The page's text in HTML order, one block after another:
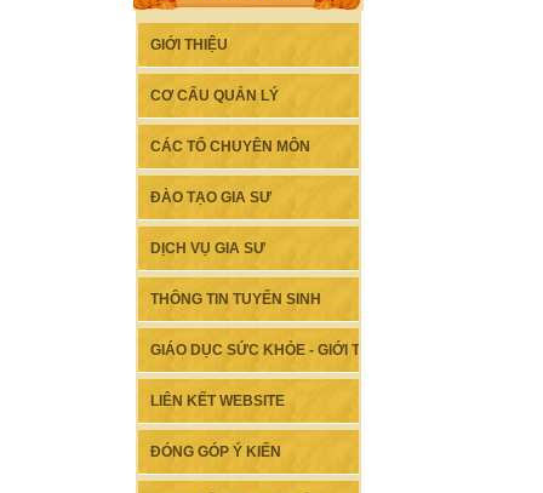
GIỚI THIỆU
CƠ CẤU QUẢN LÝ
CÁC TỔ CHUYÊN MÔN
ĐÀO TẠO GIA SƯ
DỊCH VỤ GIA SƯ
THÔNG TIN TUYỂN SINH
GIÁO DỤC SỨC KHỎE - GIỚI TÍNH
LIÊN KẾT WEBSITE
ĐÓNG GÓP Ý KIẾN